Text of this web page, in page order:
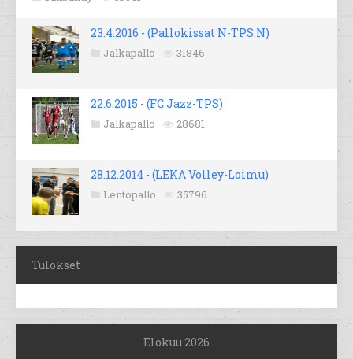
23.4.2016 - (Pallokissat N-TPS N)
Jalkapallo 31846
22.6.2015 - (FC Jazz-TPS)
Jalkapallo 28681
28.12.2014 - (LEKA Volley-Loimu)
Lentopallo 35796
Tulokset
Elokuu 2026